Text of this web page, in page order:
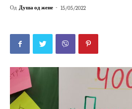
Од Душа од жене - 15/05/2022